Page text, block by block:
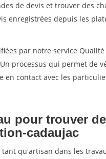
de devis et trouver des
enregistrées depuis les
par notre service
processus qui permet de
en contact avec les
pour trouver
cadaujac
qu'artisan dans les